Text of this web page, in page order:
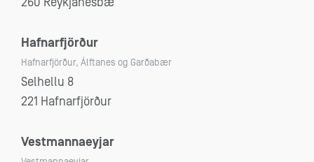
Hafnarfjörður
Hafnarfjörður, Álftanes og Garðabær
Selhellu 8
221 Hafnarfjörður
Vestmannaeyjar